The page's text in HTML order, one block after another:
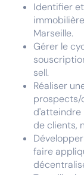
Identifier
Marseille.
Gérer le
sell.
Réaliser
prospects/
d'atteindre
de clients,
faire